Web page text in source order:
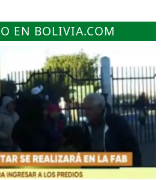
EN BOLIVIA.COM